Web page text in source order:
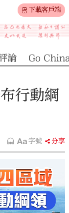
下載客戶端
論 Go
行動綱
字號 分享